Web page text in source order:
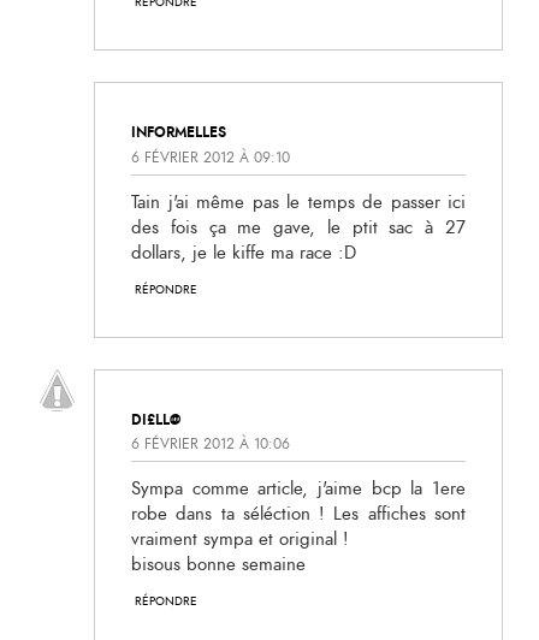
INFORMELLES
6 FÉVRIER 2012 À 09:10
Tain j'ai même pas le temps de passer ici
des fois ça me gave, le ptit sac à 27
dollars, je le kiffe ma race :D
RÉPONDRE
DI£LL@
6 FÉVRIER 2012 À 10:06
Sympa comme article, j'aime bcp la 1ere
robe dans ta séléction ! Les affiches sont
vraiment sympa et original !
bisous bonne semaine
RÉPONDRE